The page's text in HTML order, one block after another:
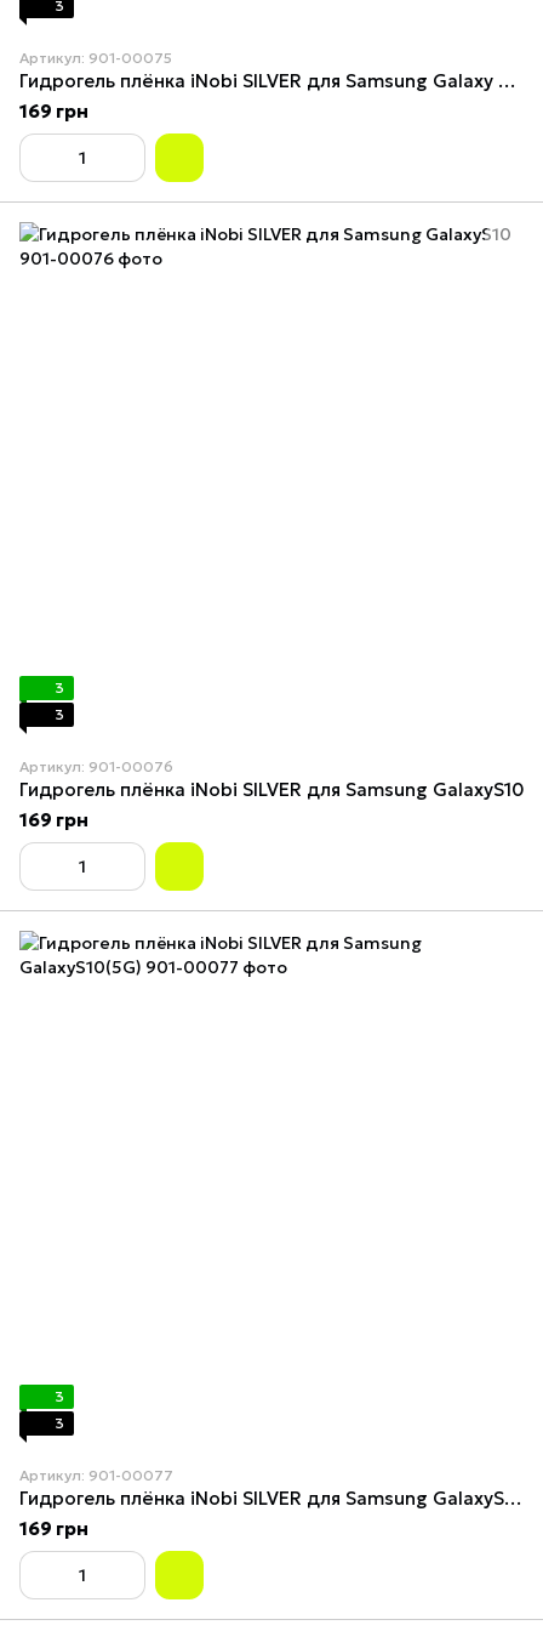
3
Артикул: 901-00075
Гидрогель плёнка iNobi SILVER для Samsung Galaxy S21+ 5G
169 грн
3
3
Артикул: 901-00076
Гидрогель плёнка iNobi SILVER для Samsung GalaxyS10
169 грн
3
3
Артикул: 901-00077
Гидрогель плёнка iNobi SILVER для Samsung GalaxyS10(5G)
169 грн